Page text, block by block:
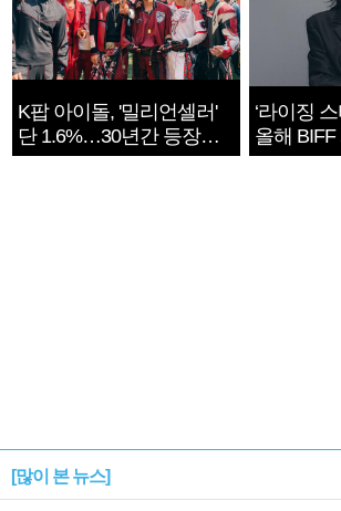
K팝 아이돌, '밀리언셀러'
단 1.6%…30년간 등장
1182개팀 전수조사
‘라이징
올해
확정
[많이 본 뉴스]